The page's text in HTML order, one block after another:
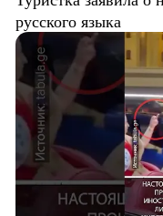
русского языка